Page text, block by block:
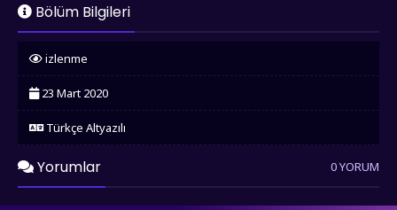
Bölüm Bilgileri
izlenme
23 Mart 2020
Türkçe Altyazılı
Yorumlar 0 YORUM